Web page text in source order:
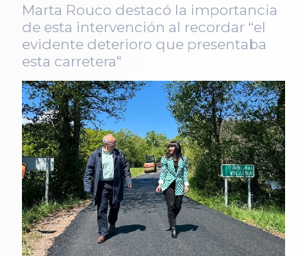
Marta Rouco destacó la importancia
de esta intervención al recordar “el
evidente deterioro que presentaba
esta carretera"